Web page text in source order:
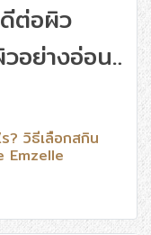
ต่อผิว
อย่างอ่อน
ะยาว
? วิธีเลือกสกิน
Emzelle